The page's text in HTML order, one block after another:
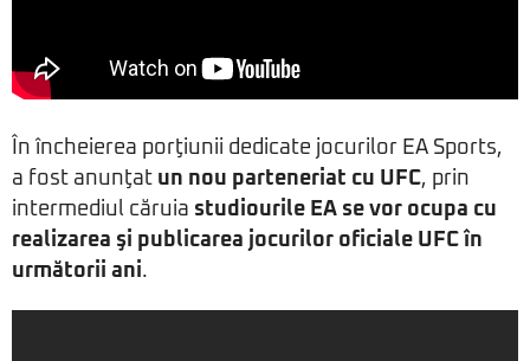
În încheierea porţiunii dedicate jocurilor EA Sports,
a fost anunţat un nou parteneriat cu UFC, prin
intermediul căruia studiourile EA se vor ocupa cu
realizarea şi publicarea jocurilor oficiale UFC în
următorii ani.